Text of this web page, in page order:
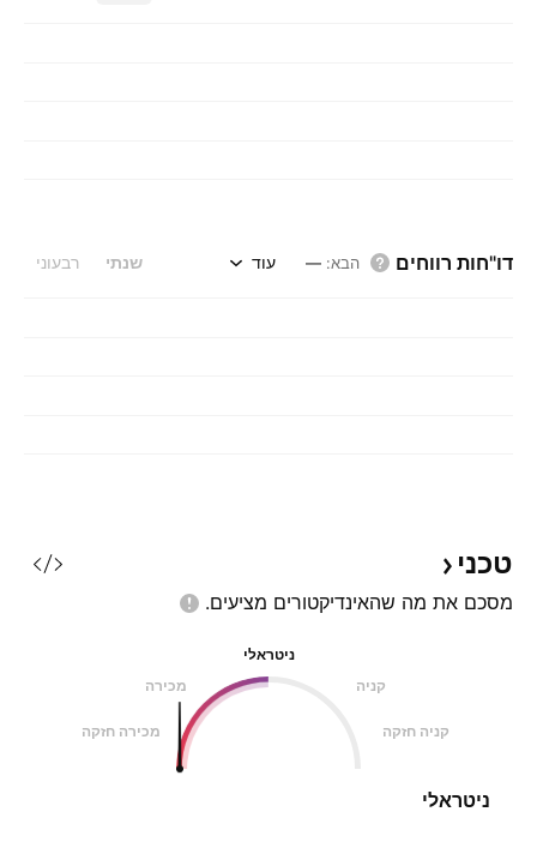
דו"חות רווחים הבא:
— שנתי רבעוני עוד
טכני
מסכם את מה שהאינדיקטורים מציעים.
ניטראלי
מכירה
קניה
מכירה חזקה קניה חזקה
ניטראלי